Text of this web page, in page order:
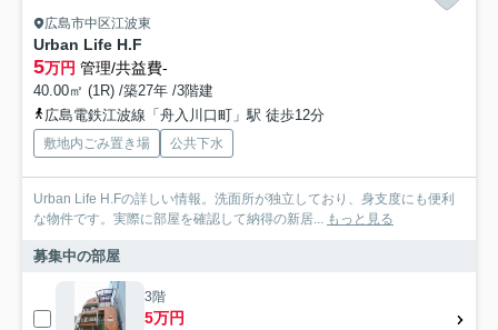
広島市中区江波東
Urban Life H.F
5万円 管理/共益費-
40.00㎡ (1R) /築27年 /3階建
広島電鉄江波線「舟入川口町」駅 徒歩12分
敷地内ごみ置き場 公共下水
Urban Life H.Fの詳しい情報。洗面所が独立しており、身支度にも便利
な物件です。実際に部屋を確認して納得の新居...
もっと見る
募集中の部屋
3階
5万円